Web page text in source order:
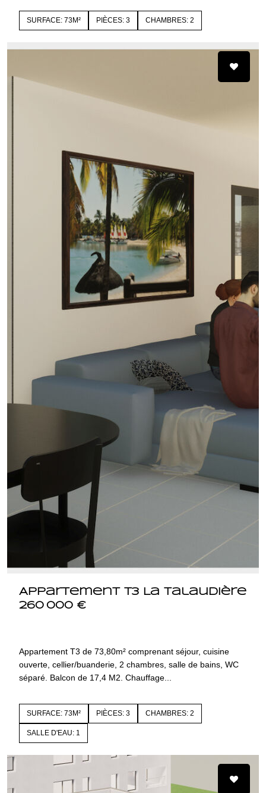
SURFACE: 73M² PIÈCES: 3 CHAMBRES: 2
Appartement T3 La Talaudière
260 000 €
Appartement T3 de 73,80m² comprenant séjour, cuisine
ouverte, cellier/buanderie, 2 chambres, salle de bains, WC
séparé. Balcon de 17,4 M2. Chauffage...
SURFACE: 73M² PIÈCES: 3 CHAMBRES: 2
SALLE D'EAU: 1